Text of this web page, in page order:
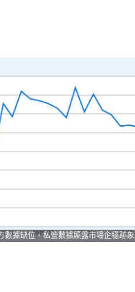
數據缺位，私營數據顯露市場企穩跡象